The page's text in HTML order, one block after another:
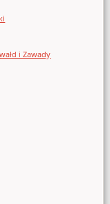
i Zawady